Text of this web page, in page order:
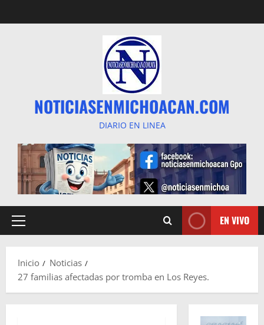
al
NOTICIASENMICHOACAN.COM
DIARIO EN LINEA
Menú
EN VIVO
Inicio
Noticias
27 familias afectadas por tromba en Los Reyes.